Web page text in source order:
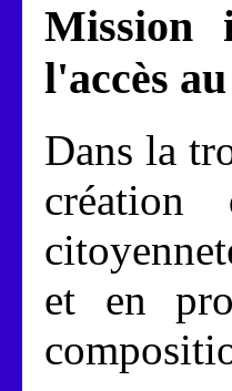
Mission
l'accès
Dans la
création
et en